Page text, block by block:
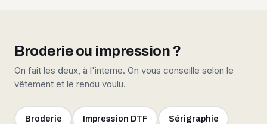
Broderie ou impression ?
On fait les deux, à l'interne. On vous conseille selon le
vêtement et le rendu voulu.
Broderie Impression DTF Sérigraphie